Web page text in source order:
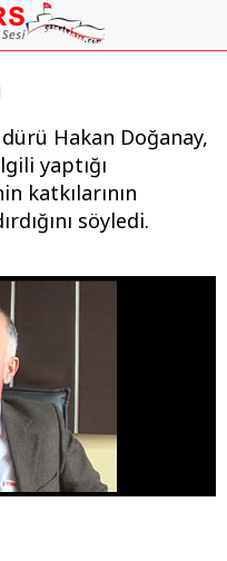
Hakan Doğanay,
yaptığı
katkılarının
söyledi.